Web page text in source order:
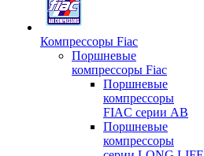
Компрессоры Fiac
Поршневые
компрессоры Fiac
Поршневые
компрессоры
FIAC серии AB
Поршневые
компрессоры